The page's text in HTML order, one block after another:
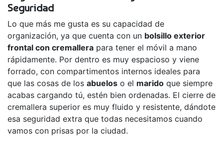
Seguridad
Lo que más me gusta es su capacidad de
organización, ya que cuenta con un bolsillo exterior
frontal con cremallera para tener el móvil a mano
rápidamente. Por dentro es muy espacioso y viene
forrado, con compartimentos internos ideales para
que las cosas de los abuelos o el marido que siempre
acabas cargando tú, estén bien ordenadas. El cierre de
cremallera superior es muy fluido y resistente, dándote
esa seguridad extra que todas necesitamos cuando
vamos con prisas por la ciudad.